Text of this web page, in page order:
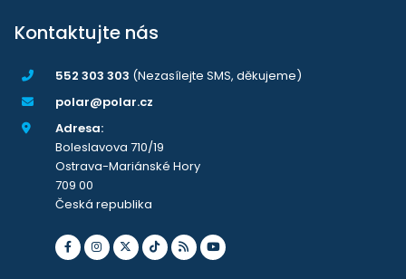
Kontaktujte nás
552 303 303 (Nezasílejte SMS, děkujeme)
polar@polar.cz
Adresa:
Boleslavova 710/19
Ostrava-Mariánské Hory
709 00
Česká republika